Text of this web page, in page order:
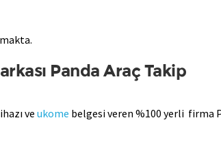
Panda Araç Takip
ve ukome belgesi veren %100 yerli firma